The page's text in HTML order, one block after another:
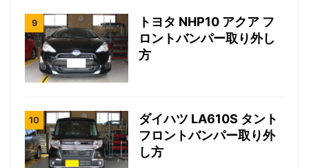
トヨタ NHP10 アクア フ
ロントバンパー取り外し
方
ダイハツ LA610S タント
フロントバンパー取り外
し方